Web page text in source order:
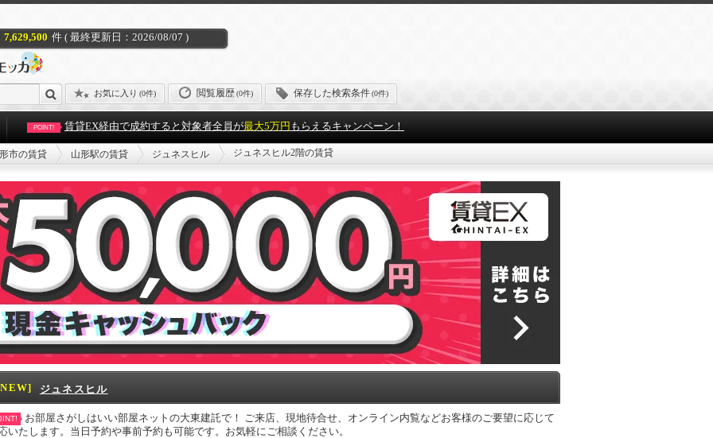
7,629,500 件 ( 最終更新日：2026/08/07 )
お気に入り (0件) 閲覧履歴(0件) 保存した検索条件(0件)
POINT! 賃貸EX経由で成約すると対象者全員が最大5万円 もらえるキャンペーン！
市の賃貸 山形駅の賃貸 ジュネスヒル ジュネスヒル2階の賃貸
ジュネスヒル
お部屋さがしはいい部屋ネットの大東建託で！ ご来店、現地待合せ、オンライン内覧などお客様のご要望に応じて
いたします。当日予約や事前予約も可能です。お気軽にご相談ください。